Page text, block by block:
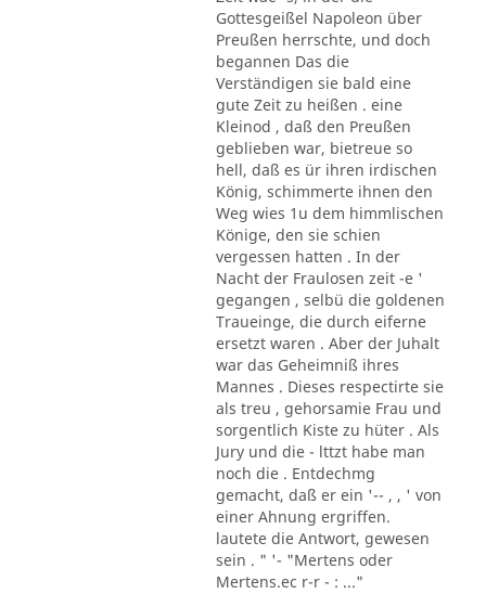
Gottesgeißel Napoleon über
Preußen herrschte, und doch
begannen Das die
Verständigen sie bald eine
gute Zeit zu heißen . eine
Kleinod , daß den Preußen
geblieben war, bietreue so
hell, daß es ür ihren irdischen
König, schimmerte ihnen den
Weg wies 1u dem himmlischen
Könige, den sie schien
vergessen hatten . In der
Nacht der Fraulosen zeit -e '
gegangen , selbü die goldenen
Traueinge, die durch eiferne
ersetzt waren . Aber der Juhalt
war das Geheimniß ihres
Mannes . Dieses respectirte sie
als treu , gehorsamie Frau und
sorgentlich Kiste zu hüter . Als
Jury und die - lttzt habe man
noch die . Entdechmg
gemacht, daß er ein '-- , , ' von
einer Ahnung ergriffen.
lautete die Antwort, gewesen
sein . " '- "Mertens oder
Mertens.ec r-r - : ..."